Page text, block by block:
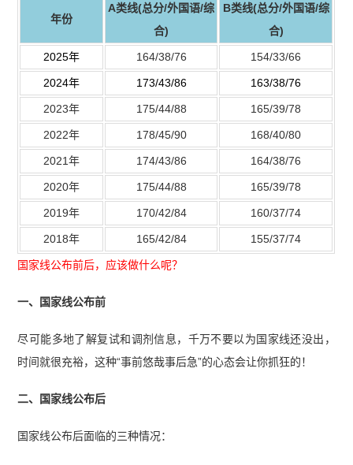
年份
A类线(总分/外国语/综
合)
B类线(总分/外国语/综
合)
2025年 164/38/76 154/33/66
2024年 173/43/86 163/38/76
2023年 175/44/88 165/39/78
2022年 178/45/90 168/40/80
2021年 174/43/86 164/38/76
2020年 175/44/88 165/39/78
2019年 170/42/84 160/37/74
2018年 165/42/84 155/37/74
国家线公布前后，应该做什么呢？
一、国家线公布前
尽可能多地了解复试和调剂信息，千万不要以为国家线还没出，
时间就很充裕，这种“事前悠哉事后急”的心态会让你抓狂的！
二、国家线公布后
国家线公布后面临的三种情况：